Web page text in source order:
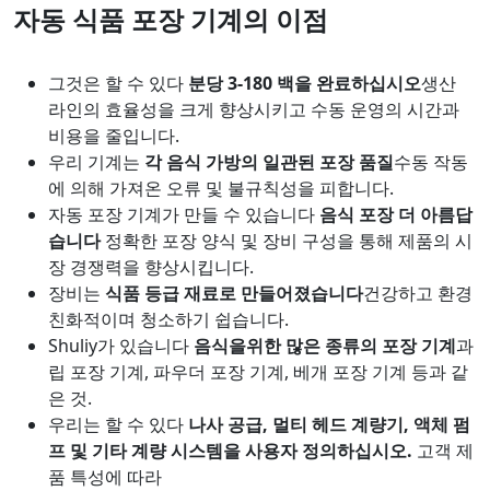
자동 식품 포장 기계의 이점
그것은 할 수 있다 분당 3-180 백을 완료하십시오생산
라인의 효율성을 크게 향상시키고 수동 운영의 시간과
비용을 줄입니다.
우리 기계는 각 음식 가방의 일관된 포장 품질수동 작동
에 의해 가져온 오류 및 불규칙성을 피합니다.
자동 포장 기계가 만들 수 있습니다 음식 포장 더 아름답
습니다정확한 포장 양식 및 장비 구성을 통해 제품의 시
장 경쟁력을 향상시킵니다.
장비는 식품 등급 재료로 만들어졌습니다건강하고 환경
친화적이며 청소하기 쉽습니다.
Shuliy가 있습니다 음식을위한 많은 종류의 포장 기계과
립 포장 기계, 파우더 포장 기계, 베개 포장 기계 등과 같
은 것.
우리는 할 수 있다 나사 공급, 멀티 헤드 계량기, 액체 펌
프 및 기타 계량 시스템을 사용자 정의하십시오. 고객 제
품 특성에 따라